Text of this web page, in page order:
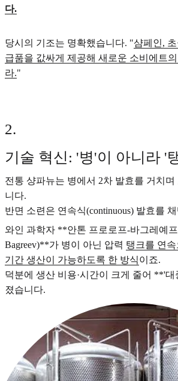
다.
당시의 기조는 명확했습니다. "샴페인,
급품을 값싸게 제공해 새로운 소비에트
라."
2.
기술 혁신: '병'이 아니라 '
전통 샹파뉴는 병에서 2차 발효를 거치
니다.
반면 소련은 연속식(continuous) 발효를
와인 과학자 **안톤 프로로프-바그레예
Bagreev)**가 병이 아닌 압력 탱크를 연
기간 생산이 가능하도록 한 방식이죠.
덕분에 생산 비용·시간이 크게 줄어 **'
졌습니다.